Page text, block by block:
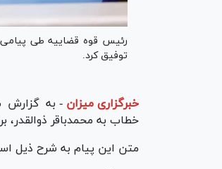
رئیس قوه قضاییه طی پیامی
توفیق کرد.
خبرگزاری میزان - به گزارش
خطاب به محمدباقر
متن این پیام به شرح ذیل